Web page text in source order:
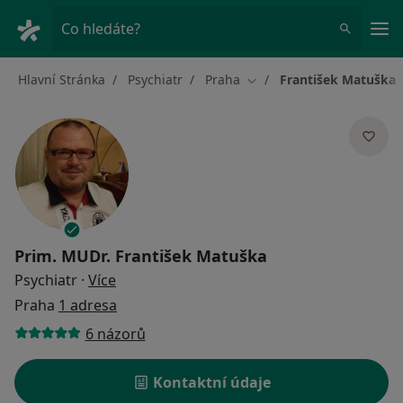
Co hledáte?
Hlavní Stránka Psychiatr Praha Změna města
František Matuška
Prim. MUDr. František Matuška
Psychiatr · Více
Praha 1 adresa
6 názorů
Kontaktní údaje